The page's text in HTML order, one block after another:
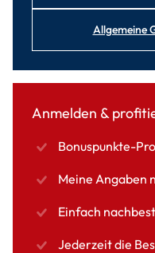
Allgemeine
Anmelden &
Bonuspunkte-
Meine Angaben
Einfach
Jederzeit die